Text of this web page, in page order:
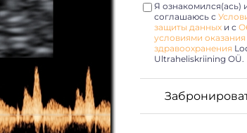
Я ознакомился(ась)
соглашаюсь с
защиты данных и с
условиями оказания
здравоохранения
Ultraheliskriining OÜ.